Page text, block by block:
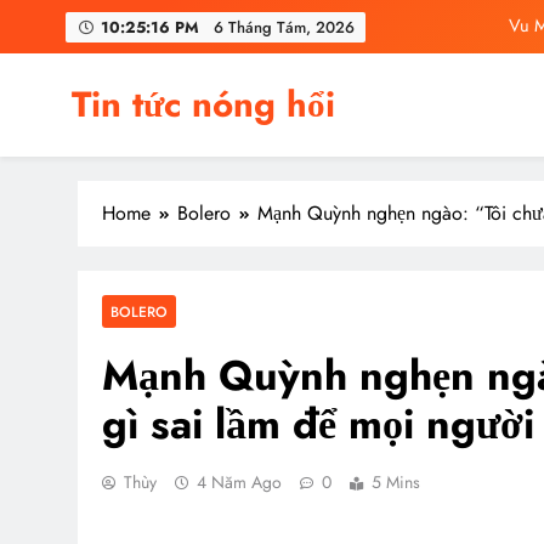
10:25:18 PM 6 Tháng Tám, 2026
Vu
Vu
Tin tức nóng hổi
Home Bolero Mạnh Quỳnh nghẹn ngào: “Tôi
BOLERO
Mạnh Quỳnh nghẹn
gì sai lầm để mọi
Thùy 4 Năm Ago 0 5 Mins